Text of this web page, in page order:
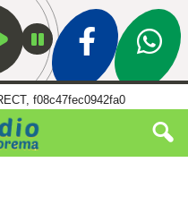
f08c47fec0942fa0